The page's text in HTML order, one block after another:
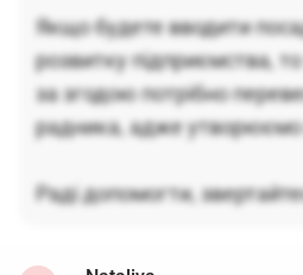
Якщо будете вводити
розвитку підприємства,
за згодою потрібно
радника, адже утворюємо
Раді допомогти,